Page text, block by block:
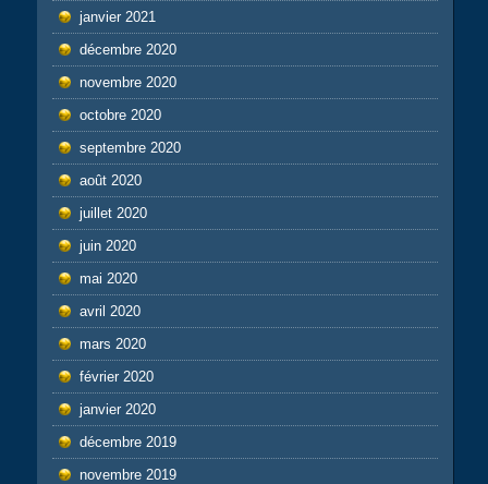
janvier 2021
décembre 2020
novembre 2020
octobre 2020
septembre 2020
août 2020
juillet 2020
juin 2020
mai 2020
avril 2020
mars 2020
février 2020
janvier 2020
décembre 2019
novembre 2019